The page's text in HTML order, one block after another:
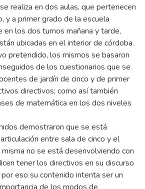
realiza en dos aulas, que pertenecen
y a primer grado de la escuela
en los dos turnos mañana y tarde,
ubicadas en el interior de córdoba.
pretendido, los mismos se basaron
de los cuestionarios que se
de jardín de cinco y de primer
directivos; como así también
de matemática en los dos niveles
demostraron que se está
entre sala de cinco y el
no se está desenvolviendo con
tener los directivos en su discurso
eso su contenido intenta ser un